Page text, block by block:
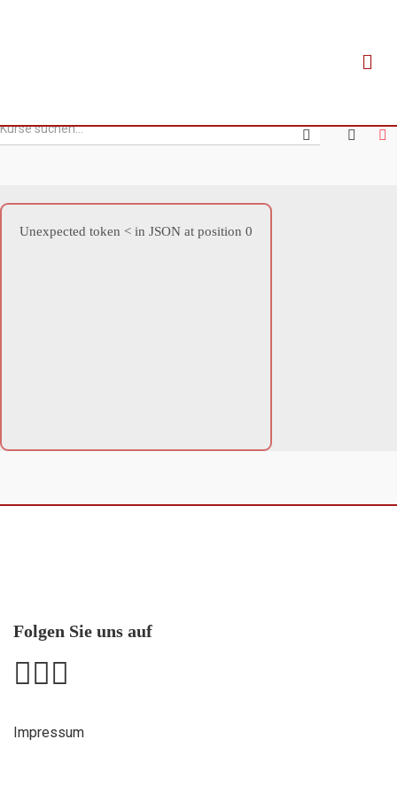
Unexpected token < in JSON at position 0
Folgen Sie uns auf
Impressum